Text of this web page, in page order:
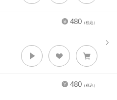
480 （税込）
480 （税込）